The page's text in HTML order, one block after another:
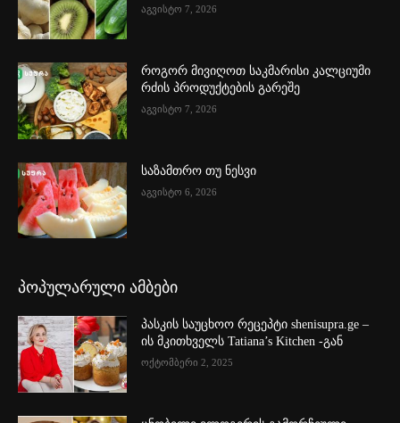
აგვისტო 7, 2026
როგორ მივიღოთ საკმარისი კალციუმი
რძის პროდუქტების გარეშე
აგვისტო 7, 2026
საზამთრო თუ ნესვი
აგვისტო 6, 2026
პოპულარული ამბები
პასკის საუცხოო რეცეპტი shenisupra.ge –
ის მკითხველს Tatiana’s Kitchen -გან
ოქტომბერი 2, 2025